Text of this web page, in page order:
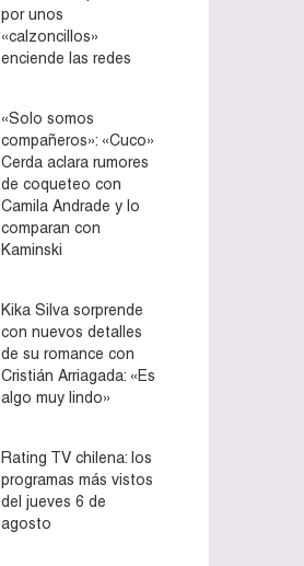
por unos
«calzoncillos»
enciende las redes
«Solo somos
compañeros»: «Cuco»
Cerda aclara rumores
de coqueteo con
Camila Andrade y lo
comparan con
Kaminski
Kika Silva sorprende
con nuevos detalles
de su romance con
Cristián Arriagada: «Es
algo muy lindo»
Rating TV chilena: los
programas más vistos
del jueves 6 de
agosto